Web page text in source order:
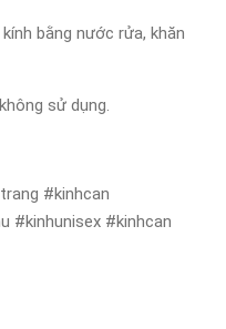
bằng nước rửa, khăn
sử dụng.
#kinhcan
#kinhunisex #kinhcan